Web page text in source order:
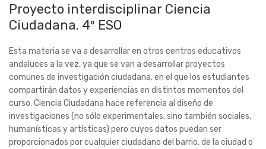
Proyecto interdisciplinar Ciencia
Ciudadana. 4º ESO
Esta materia se va a desarrollar en otros centros educativos
andaluces a la vez, ya que se van a desarrollar proyectos
comunes de investigación ciudadana, en el que los estudiantes
compartirán datos y experiencias en distintos momentos del
curso. Ciencia Ciudadana hace referencia al diseño de
investigaciones (no sólo experimentales, sino también sociales,
humanísticas y artísticas) pero cuyos datos puedan ser
proporcionados por cualquier ciudadano del barrio, de la ciudad o